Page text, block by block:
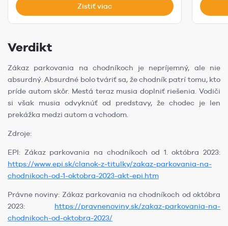
Zistiť viac
Verdikt
Zákaz parkovania na chodníkoch je nepríjemný, ale nie
absurdný. Absurdné bolo tváriť sa, že chodník patrí tomu, kto
príde autom skôr. Mestá teraz musia doplniť riešenia. Vodiči
si však musia odvyknúť od predstavy, že chodec je len
prekážka medzi autom a vchodom.
Zdroje:
EPI: Zákaz parkovania na chodníkoch od 1. októbra 2023:
https://www.epi.sk/clanok-z-titulky/zakaz-parkovania-na-
chodnikoch-od-1-oktobra-2023-akt-epi.htm
Právne noviny: Zákaz parkovania na chodníkoch od októbra
2023: https://pravnenoviny.sk/zakaz-parkovania-na-
chodnikoch-od-oktobra-2023/